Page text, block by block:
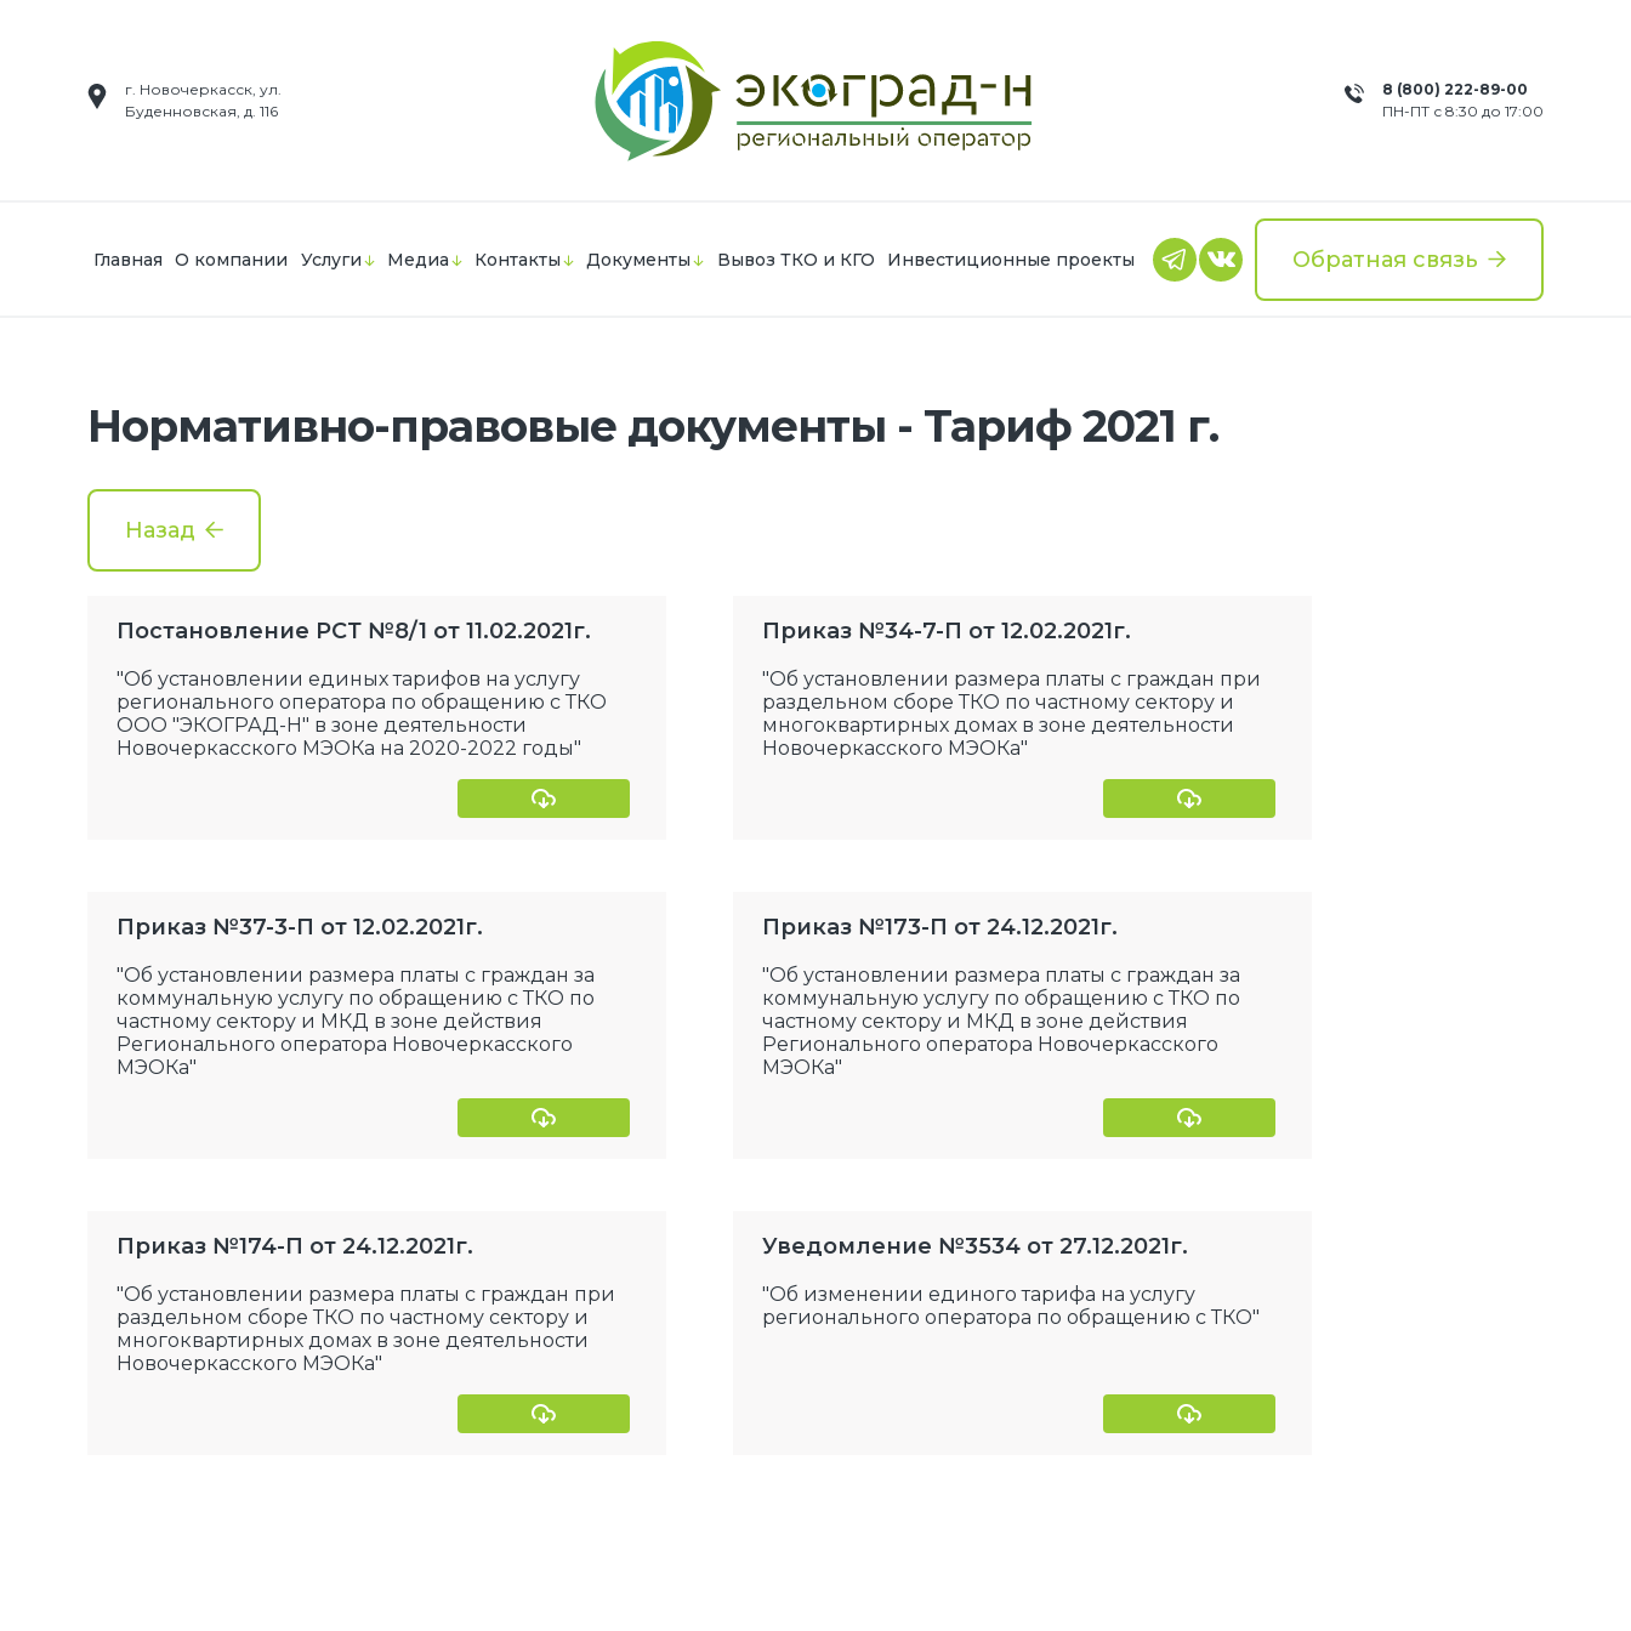
г. Новочеркасск, ул.
Буденновская, д. 116
8 (800) 222-89-00
ПН-ПТ с 8:30 до 17:00
Главная О компании Услуги Медиа Контакты Документы Вывоз ТКО и КГО Инвестиционные проекты Обратная связь
Нормативно-правовые документы - Тариф 2021 г.
Назад
Постановление РСТ №8/1 от 11.02.2021г.
"Об установлении единых тарифов на услугу
регионального оператора по обращению с ТКО
ООО "ЭКОГРАД-Н" в зоне деятельности
Новочеркасского МЭОКа на 2020-2022 годы"
Приказ №34-7-П от 12.02.2021г.
"Об установлении размера платы с граждан при
раздельном сборе ТКО по частному сектору и
многоквартирных домах в зоне деятельности
Новочеркасского МЭОКа"
Приказ №37-3-П от 12.02.2021г.
"Об установлении размера платы с граждан за
коммунальную услугу по обращению с ТКО по
частному сектору и МКД в зоне действия
Регионального оператора Новочеркасского
МЭОКа"
Приказ №173-П от 24.12.2021г.
"Об установлении размера платы с граждан за
коммунальную услугу по обращению с ТКО по
частному сектору и МКД в зоне действия
Регионального оператора Новочеркасского
МЭОКа"
Приказ №174-П от 24.12.2021г.
"Об установлении размера платы с граждан при
раздельном сборе ТКО по частному сектору и
многоквартирных домах в зоне деятельности
Новочеркасского МЭОКа"
Уведомление №3534 от 27.12.2021г.
"Об изменении единого тарифа на услугу
регионального оператора по обращению с ТКО"